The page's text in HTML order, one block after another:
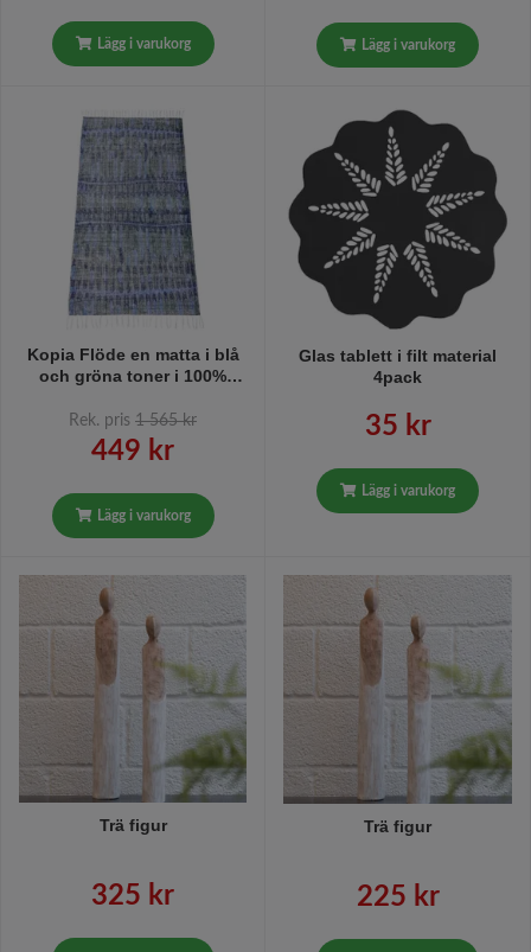
Lägg i varukorg Lägg i varukorg
Kopia Flöde en matta i blå
och gröna toner i 100%
mått 140 x200 cm.
Rek. pris 1 565 kr
449 kr
Lägg i varukorg
Glas tablett i filt material
4pack
35 kr
Lägg i varukorg
Trä figur
325 kr
Trä figur
225 kr